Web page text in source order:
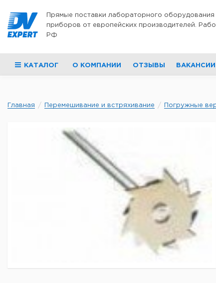
Прямые поставки лабораторного оборудования
приборов от европейских производителей.
РФ
КАТАЛОГ О КОМПАНИИ ОТЗЫВЫ ВАКАНСИИ
Главная Перемешивание и встряхивание Погружные